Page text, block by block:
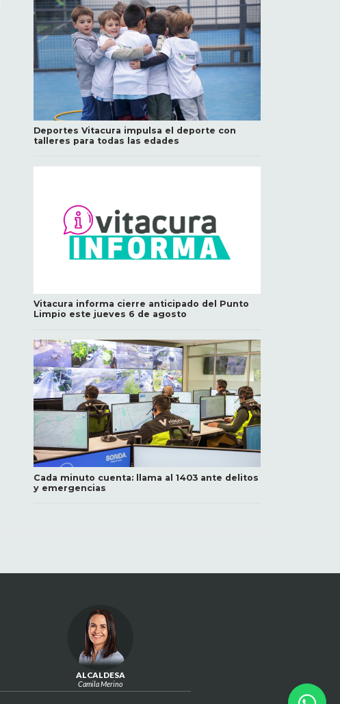
Deportes Vitacura impulsa el deporte con
talleres para todas las edades
Vitacura informa cierre anticipado del Punto
Limpio este jueves 6 de agosto
Cada minuto cuenta: llama al 1403 ante delitos
y emergencias
ALCALDESA
Camila Merino